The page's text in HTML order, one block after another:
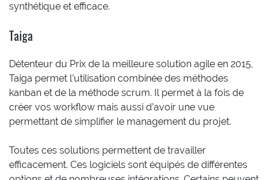
synthétique et efficace.
Taiga
Détenteur du Prix de la meilleure solution agile en 2015,
Taiga permet l’utilisation combinée des méthodes
kanban et de la méthode scrum. Il permet à la fois de
créer vos workflow mais aussi d’avoir une vue
permettant de simplifier le management du projet.
Toutes ces solutions permettent de travailler
efficacement. Ces logiciels sont équipés de différentes